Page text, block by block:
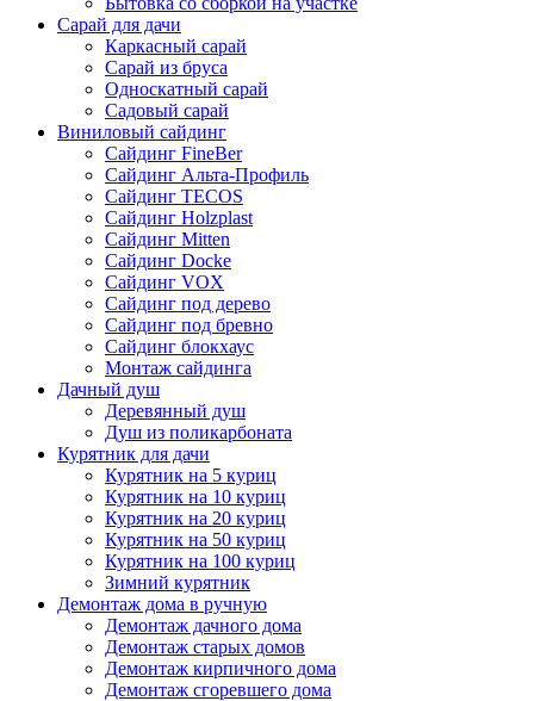
Сарай для дачи
Каркасный сарай
Сарай из бруса
Односкатный сарай
Садовый сарай
Виниловый сайдинг
Сайдинг FineBer
Сайдинг Альта-Профиль
Сайдинг TECOS
Сайдинг Holzplast
Сайдинг Mitten
Сайдинг Docke
Сайдинг VOX
Сайдинг под дерево
Сайдинг под бревно
Сайдинг блокхаус
Монтаж сайдинга
Дачный душ
Деревянный душ
Душ из поликарбоната
Курятник для дачи
Курятник на 5 куриц
Курятник на 10 куриц
Курятник на 20 куриц
Курятник на 50 куриц
Курятник на 100 куриц
Зимний курятник
Демонтаж дома в ручную
Демонтаж дачного дома
Демонтаж старых домов
Демонтаж кирпичного дома
Демонтаж сгоревшего дома